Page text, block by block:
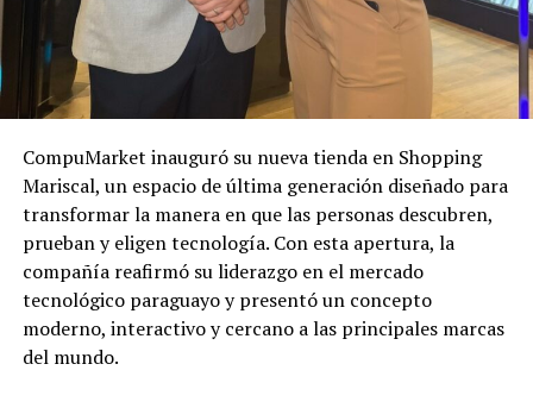
CompuMarket inauguró su nueva tienda en Shopping
Mariscal, un espacio de última generación diseñado para
transformar la manera en que las personas descubren,
prueban y eligen tecnología. Con esta apertura, la
compañía reafirmó su liderazgo en el mercado
tecnológico paraguayo y presentó un concepto
moderno, interactivo y cercano a las principales marcas
del mundo.